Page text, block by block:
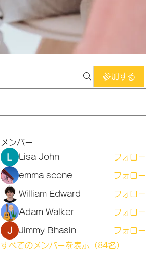
参加する
メンバー
Lisa John
フォロー
emma scone フォロー
William Edward フォロー
Adam Walker フォロー
Jimmy Bhasin
フォロー
すべてのメンバーを表示（84名）